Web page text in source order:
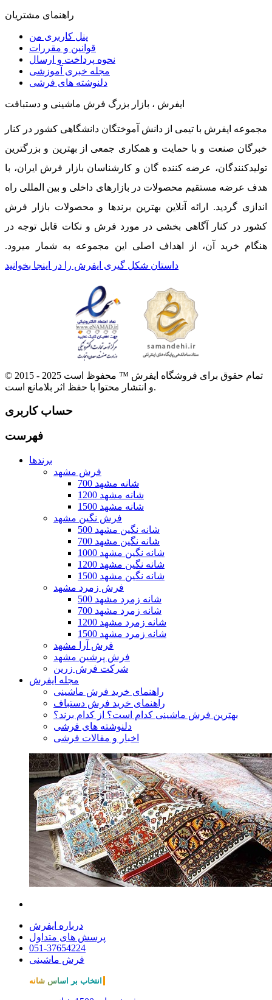
راهنمای مشتریان
پنل کاربری من
قوانین و مقررات
نحوه پرداخت و ارسال
مجله خبری آموزشی
دلنوشته های فرشی
ایفرش ، بازار بزرگ فرش ماشینی و دستبافت
مجموعه ایفرش با تیمی از دانش آموختگان دانشگاهی کشور در کنار
خبرگان صنعت و با حمایت و همکاری جمعی از بهترین و بزرگترین
تولیدکنندگان، عرضه کننده گان و کارشناسان بازار فرش ایران، با
هدف عرضه مستقیم محصولات در بازارهای داخلی و بین المللی راه
اندازی گردید. ارائه آنلاین بهترین برندها و محصولات بازار فرش
کشور در کنار آگاهی بخشی در مورد فرش و نکات قابل توجه در
هنگام خرید آن، از اهداف اصلی این مجموعه به شمار میرود.
داستان شکل گیری ایفرش را در اینجا بخوانید
© 2015 - 2025 تمام حقوق برای فروشگاه ایفرش ™ محفوظ است
و انتشار محتوا با حفظ اثر بلامانع است.
حساب کاربری
فهرست
برندها
فرش مشهد
700 شانه مشهد
1200 شانه مشهد
1500 شانه مشهد
فرش نگین مشهد
500 شانه نگین مشهد
700 شانه نگین مشهد
1000 شانه نگین مشهد
1200 شانه نگین مشهد
1500 شانه نگین مشهد
فرش زمرد مشهد
500 شانه زمرد مشهد
700 شانه زمرد مشهد
1200 شانه زمرد مشهد
1500 شانه زمرد مشهد
فرش آرا مشهد
فرش پرشین مشهد
شرکت فرش زرین
مجله ایفرش
راهنمای خرید فرش ماشینی
راهنمای خرید فرش دستباف
بهترین فرش ماشینی کدام است؟ از کدام برند؟
دلنوشته های فرشی
اخبار و مقالات فرشی
درباره ایفرش
پرسش های متداول
051-37654224
فرش ماشینی
انتخاب بر اساس شانه